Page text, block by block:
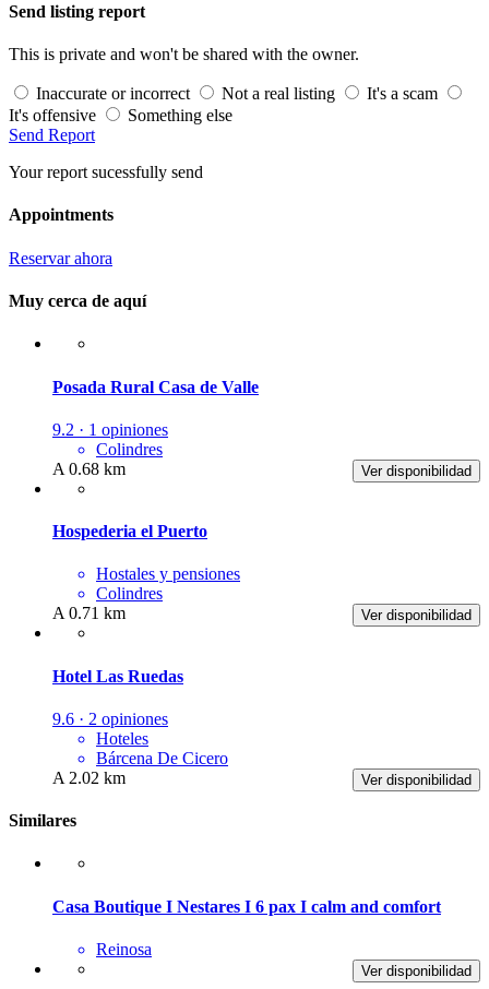
Send listing report
This is private and won't be shared with the owner.
Inaccurate or incorrect Not a real listing
It's a scam
It's offensive
Something else
Send Report
Your report sucessfully send
Appointments
Reservar ahora
Muy cerca de aquí
Posada Rural Casa de Valle
9.2 · 1 opiniones
Colindres
Ver disponibilidad
A 0.68 km
Hospederia el Puerto
Hostales y pensiones
Colindres
Ver disponibilidad
A 0.71 km
Hotel Las Ruedas
9.6 · 2 opiniones
Hoteles
Bárcena De Cicero
Ver disponibilidad
A 2.02 km
Similares
Casa Boutique I Nestares I 6 pax I calm and comfort
Reinosa
Ver disponibilidad